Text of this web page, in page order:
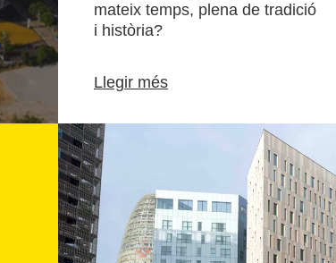
mateix temps, plena de tradició
i història?
Llegir més